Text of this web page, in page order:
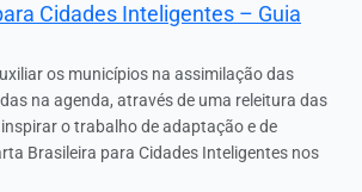
Cidades Inteligentes – Guia
os municípios na assimilação das
na agenda, através de uma releitura das
o trabalho de adaptação e de
Brasileira para Cidades Inteligentes nos